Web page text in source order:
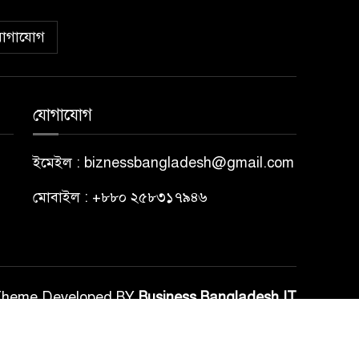
যোগাযোগ
ইমেইল : biznessbangladesh@gmail.com
মোবাইল : +৮৮০ ২৫৮৩১৭৯৪৬
Developed BYBusiness Bangladesh IT